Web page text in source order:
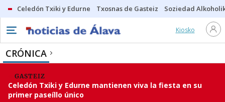
Celedón Txiki y Edurne Txosnas de Gasteiz Soziedad
Kiosko
CRÓNICA
GASTEIZ
Celedón Txiki y Edurne mantienen viva la fiesta en su
primer paseíllo único